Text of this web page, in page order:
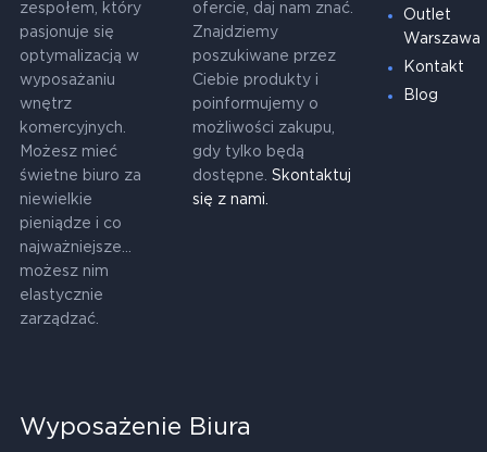
zespołem, który
pasjonuje się
optymalizacją w
wyposażaniu
wnętrz
komercyjnych.
Możesz mieć
świetne biuro za
niewielkie
pieniądze i co
najważniejsze...
możesz nim
elastycznie
zarządzać.
ofercie, daj nam znać.
Znajdziemy
poszukiwane przez
Ciebie produkty i
poinformujemy o
możliwości zakupu,
gdy tylko będą
dostępne. Skontaktuj
się z nami.
Outlet
Warszawa
Kontakt
Blog
Wyposażenie Biura